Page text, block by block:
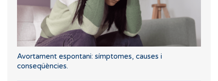
Avortament espontani: símptomes, causes i
conseqüències.